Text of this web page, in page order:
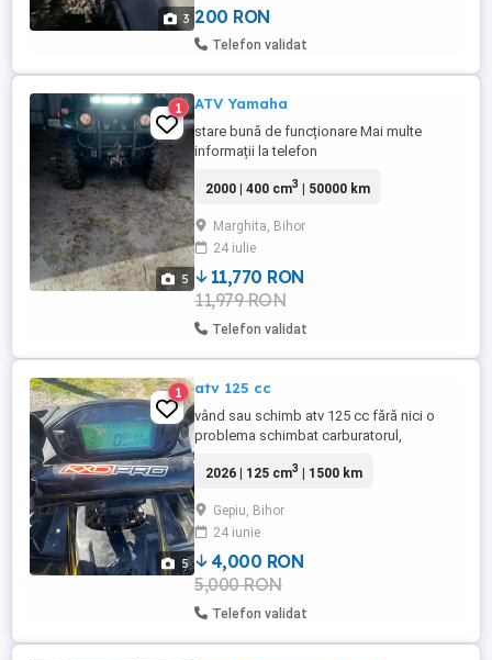
3 200 RON
Telefon validat
5
1 ATV Yamaha
stare bună de funcționare Mai multe
informații la telefon
2000 | 400 cm3 | 50000 km
Marghita, Bihor
24 iulie
11,770 RON
11,979 RON
Telefon validat
5
1 atv 125 cc
vând sau schimb atv 125 cc fără nici o
problema schimbat carburatorul,
mai multe detali la tlf .....
2026 | 125 cm3 | 1500 km
Gepiu, Bihor
24 iunie
4,000 RON
5,000 RON
Telefon validat